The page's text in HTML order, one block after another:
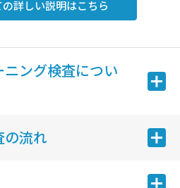
詳しい説明はこちら
ング検査につい
の流れ